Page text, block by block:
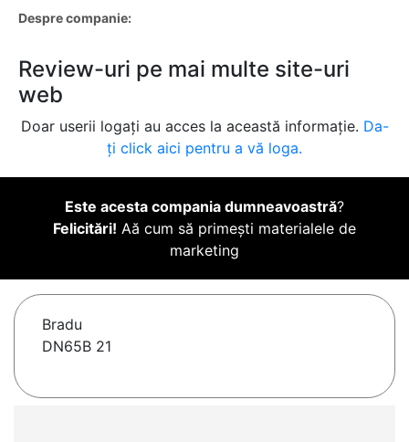
Despre companie:
Review-uri pe mai multe site-uri
web
Doar userii logați au acces la această informație. Da-
ți click aici pentru a vă loga.
Este acesta compania dumneavoastră?
Felicitări! Aă cum să primești materialele de
marketing
Bradu
DN65B 21